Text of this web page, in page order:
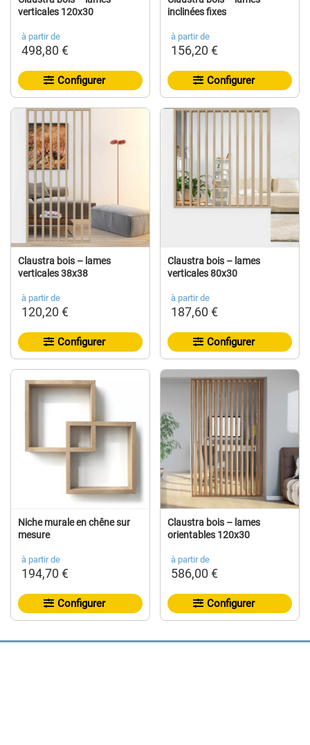
verticales 120x30
à partir de
498,80 €
Configurer
inclinées fixes
à partir de
156,20 €
Configurer
Claustra bois – lames
verticales 38x38
à partir de
120,20 €
Configurer
Claustra bois – lames
verticales 80x30
à partir de
187,60 €
Configurer
Niche murale en chêne sur
mesure
à partir de
194,70 €
Configurer
Claustra bois – lames
orientables 120x30
à partir de
586,00 €
Configurer